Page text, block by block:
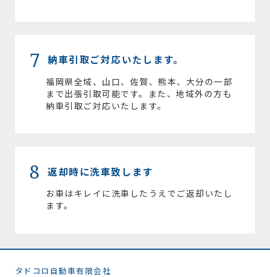
7 納車引取ご対応いたします。
福岡県全域、山口、佐賀、熊本、大分の一部
まで出張引取可能です。また、地域外の方も
納車引取ご対応いたします。
8 返却時に洗車致します
お車はキレイに洗車したうえでご返却いたし
ます。
タドコロ自動車有限会社